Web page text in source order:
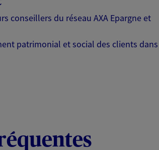
conseillers du réseau AXA Epargne et
patrimonial et social des clients